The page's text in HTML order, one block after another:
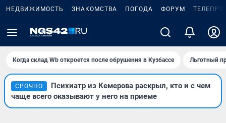
НЕДВИЖИМОСТЬ ЗНАКОМСТВА ПОГОДА ФОРУМ
Когда склад Wb откроется после обрушения в Кузбассе Льготный
СРОЧНО
Психиатр из Кемерова раскрыл, кто и с чем
чаще всего оказывают у него на приеме